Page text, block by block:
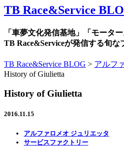
TB Race&Service
「車夢文化発信基地」「モータ
TB Race&Serviceが発信する旬な
TB Race&Service BLOG > アルフ
History of Giulietta
History of Giulietta
2016.11.15
アルファロメオ ジュリエッタ
サービスファクトリー